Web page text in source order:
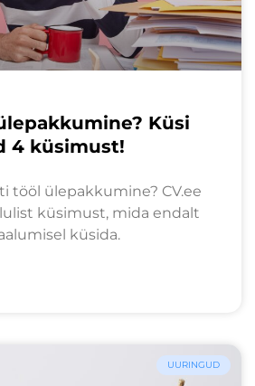
Küsi
4 küsimust!
tööl ülepakkumine? CV.ee
küsimust, mida endalt
küsida.
UURINGUD